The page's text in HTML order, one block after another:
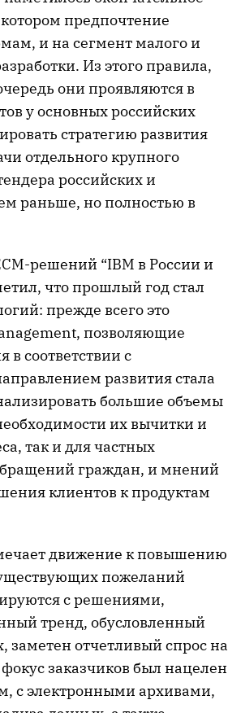
предпочтение
и на сегмент малого и
Из этого правила,
они проявляются в
у основных российских
стратегию развития
отдельного крупного
российских и
раньше, но полностью в
решений “IBM в России и
что прошлый год стал
прежде всего это
позволяющие
в соответствии с
развития стала
большие объемы
их вычитки и
так и для частных
граждан, и мнений
клиентов к продуктам
движение к повышению
пожеланий
с решениями,
тренд, обусловленный
заметен отчетливый спрос на
заказчиков был нацелен
с электронными архивами,